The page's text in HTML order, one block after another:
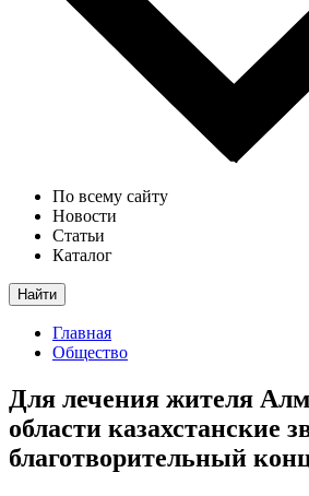
По всему сайту
Новости
Статьи
Каталог
Найти
Главная
Общество
Для лечения жителя
области казахстанские
благотворительный